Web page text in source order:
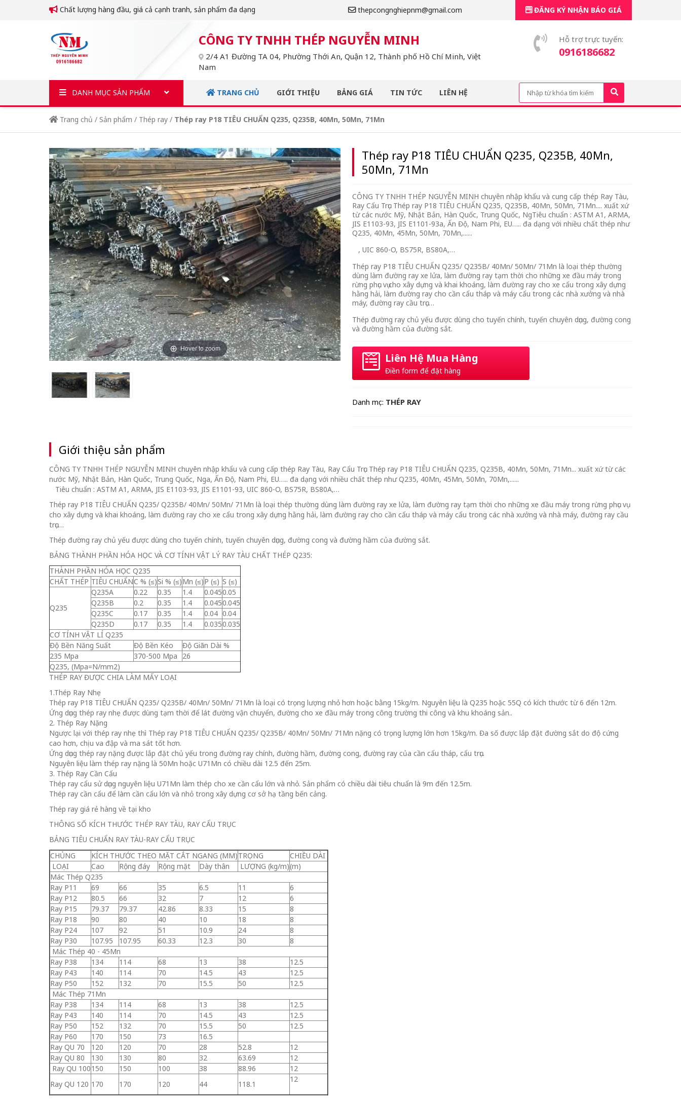
Chất lượng hàng đầu, giá cả cạnh tranh, sản phẩm đa dạng thepcongnghiepnm@gmail.com ĐĂNG KÝ NHẬN BÁO GIÁ
CÔNG TY TNHH THÉP NGUYỄN MINH
2/4 A1 Đường TA 04, Phường Thới An, Quận 12, Thành phố Hồ Chí Minh, Việt
Nam
Hỗ trợ trực tuyến:
0916186682
DANH MỤC SẢN PHẨM TRANG CHỦ GIỚI THIỆU BẢNG GIÁ TIN TỨC LIÊN HỆ
Trang chủ / Sản phẩm / Thép ray / Thép ray P18 TIÊU CHUẨN Q235, Q235B, 40Mn, 50Mn, 71Mn
Hover to zoom
Thép ray P18 TIÊU CHUẨN Q235, Q235B, 40Mn,
50Mn, 71Mn
CÔNG TY TNHH THÉP NGUYỄN MINH chuyên nhập khẩu và cung cấp thép Ray Tàu,
Ray Cẩu Trục Thép ray P18 TIÊU CHUẨN Q235, Q235B, 40Mn, 50Mn, 71Mn.... xuất xứ
từ các nước Mỹ, Nhật Bản, Hàn Quốc, Trung Quốc, NgTiêu chuẩn : ASTM A1, ARMA,
JIS E1103-93, JIS E1101-93a, Ấn Độ, Nam Phi, EU….. đa dạng với nhiều chất thép như
Q235, 40Mn, 45Mn, 50Mn, 70Mn,......
, UIC 860-O, BS75R, BS80A,…
Thép ray P18 TIÊU CHUẨN Q235/ Q235B/ 40Mn/ 50Mn/ 71Mn là loại thép thường
dùng làm đường ray xe lửa, làm đường ray tạm thời cho những xe đầu máy trong
rừng phục vụ cho xây dựng và khai khoáng, làm đường ray cho xe cẩu trong xây dựng
hằng hải, làm đường ray cho cần cẩu tháp và máy cẩu trong các nhà xưởng và nhà
máy, đường ray cầu trục…
Thép đường ray chủ yếu được dùng cho tuyến chính, tuyến chuyên dụng, đường cong
và đường hầm của đường sắt.
Liên Hệ Mua Hàng
Điền form để đặt hàng
Danh mục: THÉP RAY
Giới thiệu sản phẩm
CÔNG TY TNHH THÉP NGUYỄN MINH chuyên nhập khẩu và cung cấp thép Ray Tàu, Ray Cẩu Trục Thép ray P18 TIÊU CHUẨN Q235, Q235B, 40Mn, 50Mn, 71Mn... xuất xứ từ các
nước Mỹ, Nhật Bản, Hàn Quốc, Trung Quốc, Nga, Ấn Độ, Nam Phi, EU….. đa dạng với nhiều chất thép như Q235, 40Mn, 45Mn, 50Mn, 70Mn,......
Tiêu chuẩn : ASTM A1, ARMA, JIS E1103-93, JIS E1101-93, UIC 860-O, BS75R, BS80A,…
Thép ray P18 TIÊU CHUẨN Q235/ Q235B/ 40Mn/ 50Mn/ 71Mn là loại thép thường dùng làm đường ray xe lửa, làm đường ray tạm thời cho những xe đầu máy trong rừng phục vụ
cho xây dựng và khai khoáng, làm đường ray cho xe cẩu trong xây dựng hằng hải, làm đường ray cho cần cẩu tháp và máy cẩu trong các nhà xưởng và nhà máy, đường ray cầu
trục…
Thép đường ray chủ yếu được dùng cho tuyến chính, tuyến chuyên dụng, đường cong và đường hầm của đường sắt.
BẢNG THÀNH PHẦN HÓA HỌC VÀ CƠ TÍNH VẬT LÝ RAY TÀU CHẤT THÉP Q235:
THÀNH PHẦN HÓA HỌC Q235
CHẤT THÉP TIÊU CHUẨNC % (≤)Si % (≤)Mn (≤)P (≤) S (≤)
Q235
Q235A 0.22 0.35 1.4 0.0450.05
Q235B
0.2 0.35 1.4 0.0450.045
Q235C
0.17 0.35 1.4 0.04 0.04
Q235D
0.17 0.35 1.4 0.0350.035
CƠ TÍNH VẬT LÍ Q235
Độ Bền Năng Suất
Độ Bền Kéo
Độ Giãn Dài %
235 Mpa
370-500 Mpa
26
Q235, (Mpa=N/mm2)
THÉP RAY ĐƯỢC CHIA LÀM MẤY LOẠI
1.Thép Ray Nhẹ
Thép ray P18 TIÊU CHUẨN Q235/ Q235B/ 40Mn/ 50Mn/ 71Mn là loại có trọng lượng nhỏ hơn hoặc bằng 15kg/m. Nguyên liệu là Q235 hoặc 55Q có kích thước từ 6 đến 12m.
Ứng dụng thép ray nhẹ được dùng tạm thời để lát đường vận chuyển, đường cho xe đầu máy trong công trường thi công và khu khoáng sản..
2. Thép Ray Nặng
Ngược lại với thép ray nhẹ thì Thép ray P18 TIÊU CHUẨN Q235/ Q235B/ 40Mn/ 50Mn/ 71Mn nặng có trọng lượng lớn hơn 15kg/m. Đa số được lắp đặt đường sắt do độ cứng
cao hơn, chịu va đập và ma sát tốt hơn.
Ứng dụng thép ray nặng được lắp đặt chủ yếu trong đường ray chính, đường hầm, đường cong, đường ray của cần cẩu tháp, cẩu trục.
Nguyên liệu làm thép ray nặng là 50Mn hoặc U71Mn có chiều dài 12.5 đến 25m.
3. Thép Ray Cần Cẩu
Thép ray cẩu sử dụng nguyên liệu U71Mn làm thép cho xe cần cẩu lớn và nhỏ. Sản phẩm có chiều dài tiêu chuẩn là 9m đến 12.5m.
Thép ray cần cẩu để làm cần cẩu lớn và nhỏ trong xây dựng cơ sở hạ tầng bến cảng.
Thép ray giá rẻ hàng về tại kho
THÔNG SỐ KÍCH THƯỚC THÉP RAY TÀU, RAY CẨU TRỤC
BẢNG TIÊU CHUẨN RAY TÀU-RAY CẨU TRỤC
CHỦNG
KÍCH THƯỚC THEO MẶT CẮT NGANG (MM)TRỌNG
CHIỀU DÀI
LOẠI
Cao Rộng đáy Rộng mặt Dày thân LƯỢNG (kg/m)(m)
Mác Thép Q235
Ray P11
69 66 35 6.5 11
6
Ray P12
80.5 66 32 7 12
6
Ray P15
79.37 79.37 42.86 8.33 15
8
Ray P18
90 80 40 10 18
8
Ray P24
107 92 51 10.9 24
8
Ray P30
107.95 107.95 60.33 12.3 30
8
Mác Thép 40 - 45Mn
Ray P38
134 114 68 13 38
12.5
Ray P43
140 114 70 14.5 43
12.5
Ray P50
152 132 70 15.5 50
12.5
Mác Thép 71Mn
Ray P38
134 114 68 13 38
12.5
Ray P43
140 114 70 14.5 43
12.5
Ray P50
152 132 70 15.5 50
12.5
Ray P60
170 150 73
16.5
Ray QU 70
120 120 70 28 52.8
12
Ray QU 80
130 130 80 32 63.69
12
Ray QU 100150 150 100 38 88.96
12
Ray QU 120 170 170 120 44 118.1
12